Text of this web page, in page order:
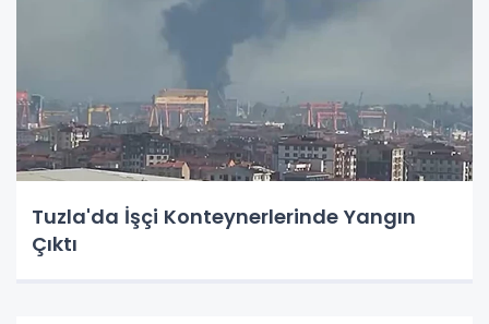
Tuzla'da İşçi Konteynerlerinde Yangın
Çıktı